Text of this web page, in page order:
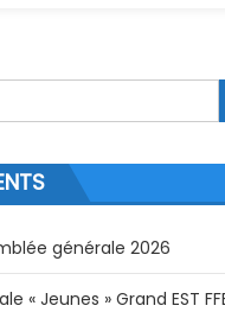
générale 2026
« Jeunes » Grand EST